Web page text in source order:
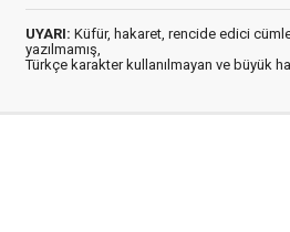
UYARI: Küfür, hakaret, rencide edici
yazılmamış,
Türkçe karakter kullanılmayan ve büyük